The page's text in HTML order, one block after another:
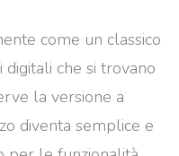
come un classico
che si trovano
la versione a
diventa semplice e